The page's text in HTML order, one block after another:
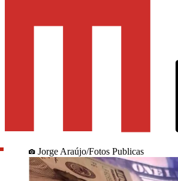
Jorge Araújo/Fotos Publicas